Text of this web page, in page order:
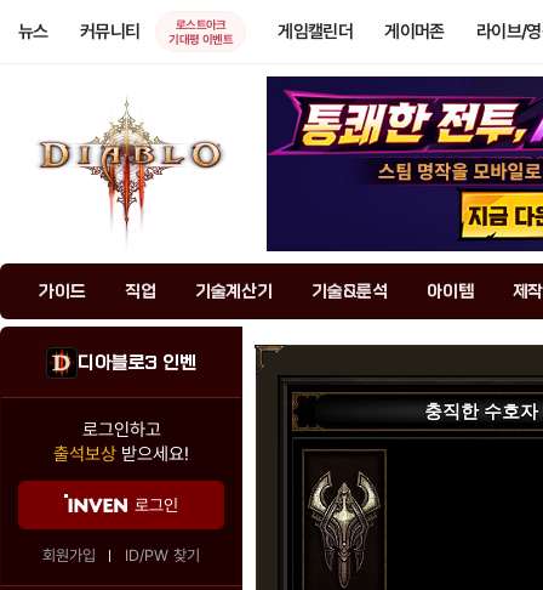
뉴스 커뮤니티
로스트아크
기대평 이벤트
게임캘린더 게이머존 라이브/
가이드 직업 기술계산기 기술&룬석 아이템 제
디아블로3 인벤
로그인하고
출석보상 받으세요!
로그인
회원가입 ID/PW 찾기
충직한 수호자